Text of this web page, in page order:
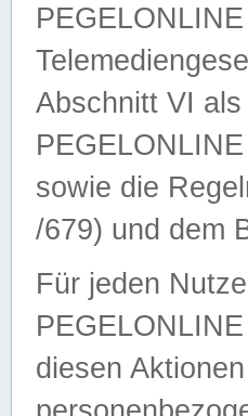
Abschnitt VI
sowie die
/679) und dem
Für jeden
diesen